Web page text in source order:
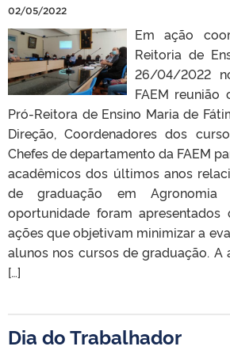
02/05/2022
Em ação
Reitoria de
26/04/2022
FAEM reunião
Pró-Reitora de Ensino Maria de
Direção, Coordenadores dos
Chefes de departamento da FAEM
acadêmicos dos últimos anos
de graduação em Agronomia
oportunidade foram apresentados
ações que objetivam minimizar a
alunos nos cursos de graduação.
[…]
Dia do Trabalhador